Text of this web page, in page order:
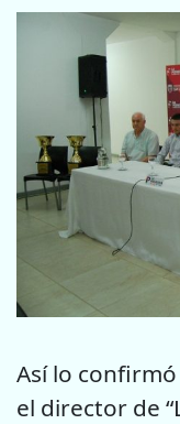
Así lo
el director de